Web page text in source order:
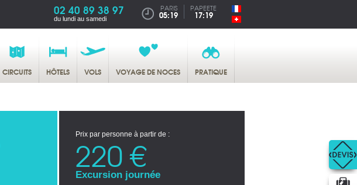
02 40 89 38 97
du lundi au samedi
PARIS
05:19
PAPEETE
17:19
CIRCUITS HÔTELS VOLS VOYAGE DE NOCES PRATIQUE
Prix par personne à partir de :
220 €
Excursion journée